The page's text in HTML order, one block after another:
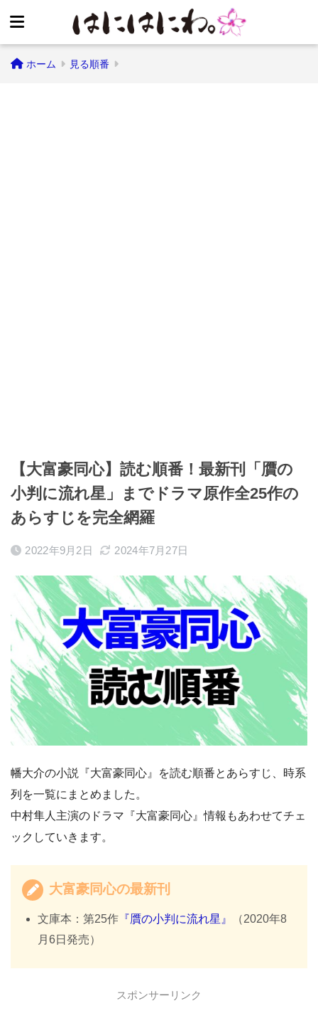
ホーム 見る順番
【大富豪同心】読む順番！最新刊「贋の
小判に流れ星」までドラマ原作全25作の
あらすじを完全網羅
2022年9月2日 2024年7月27日
幡大介の小説『大富豪同心』を読む順番とあらすじ、時系
列を一覧にまとめました。
中村隼人主演のドラマ『大富豪同心』情報もあわせてチェ
ックしていきます。
大富豪同心の最新刊
文庫本：第25作 『贋の小判に流れ星』
（2020年8
月6日発売）
スポンサーリンク